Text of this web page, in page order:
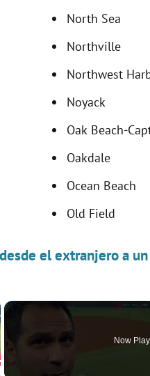
North Sea
Northville
Northwest
Noyack
Oak Beach-
Oakdale
Ocean Beach
Old Field
el extranjero a
Now